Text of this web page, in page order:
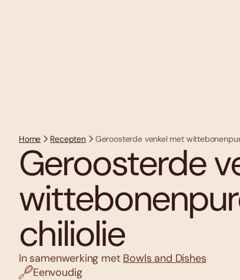
Home Recepten Geroosterde venkel met
Geroosterde
chiliolie
In samenwerking met Bowls and Dishes
Eenvoudig